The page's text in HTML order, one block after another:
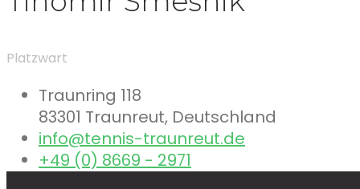
Platzwart
Traunring 118
83301 Traunreut, Deutschland
info@tennis-traunreut.de
+49 (0) 8669 - 2971